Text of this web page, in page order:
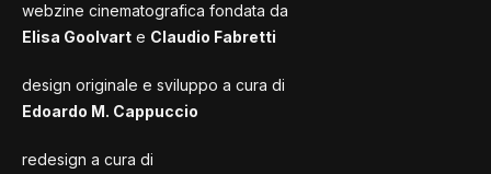
webzine cinematografica fondata da
Elisa Goolvart e Claudio Fabretti
design originale e sviluppo a cura di
Edoardo M. Cappuccio
redesign a cura di